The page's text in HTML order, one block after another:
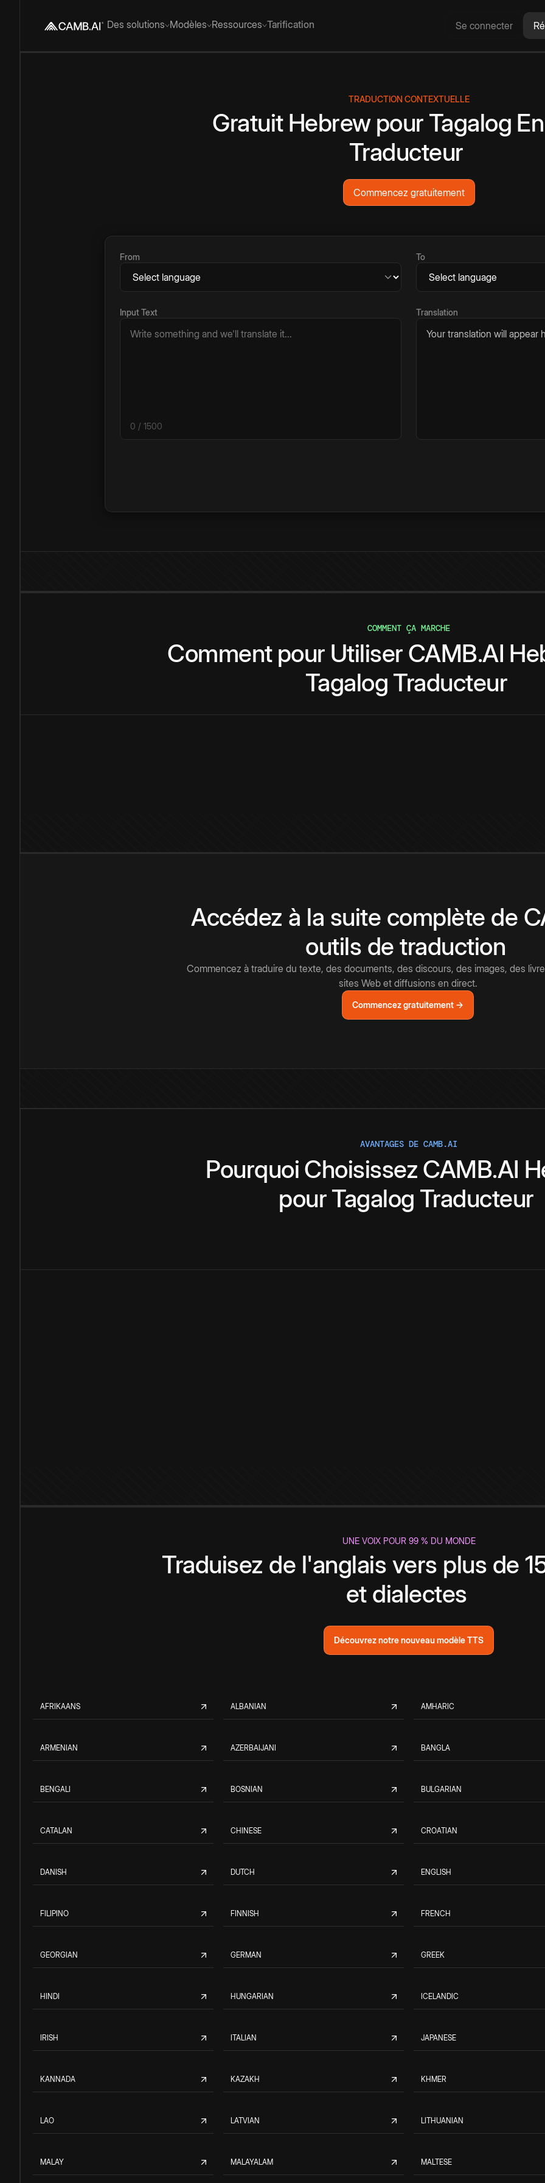
Des solutions Modèles Ressources Tarification Se connecter
TRADUCTION CONTEXTUELLE
Gratuit Hebrew pour Tagalog
Traducteur
Commencez gratuitement
From To
Input Text
0 / 1500
Translation
Your translation will appear
COMMENT ÇA MARCHE
Comment pour Utiliser CAMB.AI
Tagalog Traducteur
Accédez à la suite complète de
outils de traduction
Commencez à traduire du texte, des documents, des discours, des images, des
sites Web et diffusions en direct.
Commencez gratuitement →
AVANTAGES DE CAMB.AI
Pourquoi Choisissez CAMB.AI
pourTagalog Traducteur
UNE VOIX POUR 99 % DU MONDE
Traduisez de l'anglais vers plus de
et dialectes
Découvrez notre nouveau modèle TTS
AFRIKAANS ALBANIAN AMHARIC
ARMENIAN AZERBAIJANI BANGLA
BENGALI BOSNIAN BULGARIAN
CATALAN CHINESE CROATIAN
DANISH DUTCH ENGLISH
FILIPINO FINNISH FRENCH
GEORGIAN GERMAN GREEK
HINDI HUNGARIAN ICELANDIC
IRISH ITALIAN JAPANESE
KANNADA KAZAKH KHMER
LAO LATVIAN LITHUANIAN
MALAY MALAYALAM MALTESE